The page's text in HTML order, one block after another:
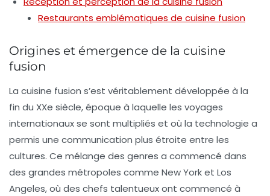
Restaurants emblématiques de cuisine fusion
Origines et émergence de la cuisine
fusion
La cuisine fusion s’est véritablement développée à la
fin du XXe siècle, époque à laquelle les voyages
internationaux se sont multipliés et où la technologie a
permis une communication plus étroite entre les
cultures. Ce mélange des genres a commencé dans
des grandes métropoles comme New York et Los
Angeles, où des chefs talentueux ont commencé à